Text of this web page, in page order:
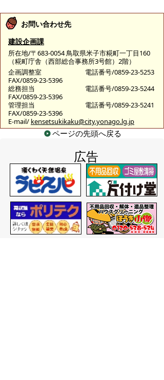
お問い合わせ先
建設企画課
所在地/〒683-0054 鳥取県米子市糀町一丁目160
（糀町庁舎（西部総合事務所3号館）2階）
企画調整室
電話番号/0859-23-5253
FAX/0859-23-5396
総務担当
電話番号/0859-23-5244
FAX/0859-23-5396
管理担当
電話番号/0859-23-5241
FAX/0859-23-5396
E-mail/ kensetsukikaku@city.yonago.lg.jp
ページの先頭へ戻る
広告